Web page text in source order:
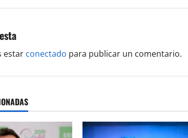
estar conectado para publicar un comentario.